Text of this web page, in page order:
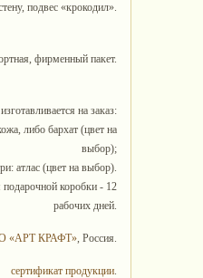
подвес «крокодил».
фирменный пакет.
на заказ:
либо бархат (цвет на
выбор);
атлас (цвет на выбор).
подарочной коробки - 12
рабочих дней.
«АРТ КРАФТ», Россия.
сертификат продукции.